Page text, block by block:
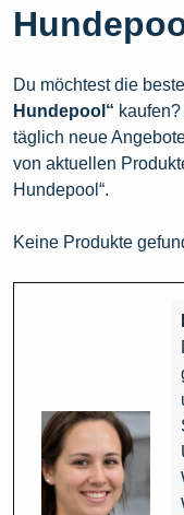
Du möchtest die
Hundepool“
täglich neue
von aktuellen
Hundepool“.
Keine Produkte